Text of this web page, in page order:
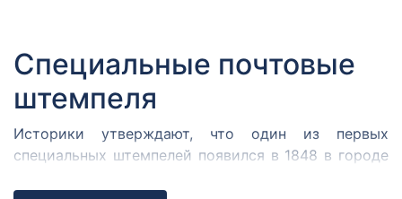
Специальные почтовые
штемпеля
Историки утверждают, что один из первых
специальных штемпелей появился в 1848 в городе